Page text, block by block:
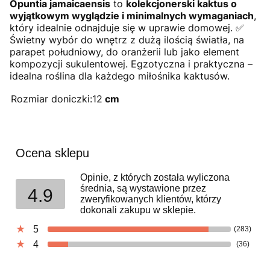
Opuntia jamaicaensis to kolekcjonerski kaktus o
wyjątkowym wyglądzie i minimalnych wymaganiach,
który idealnie odnajduje się w uprawie domowej. ✅
Świetny wybór do wnętrz z dużą ilością światła, na
parapet południowy, do oranżerii lub jako element
kompozycji sukulentowej. Egzotyczna i praktyczna –
idealna roślina dla każdego miłośnika kaktusów.
Rozmiar doniczki:12 cm
Ocena sklepu
4.9
Opinie, z których została wyliczona
średnia, są wystawione przez
zweryfikowanych klientów, którzy
dokonali zakupu w sklepie.
5
(283)
4 (36)